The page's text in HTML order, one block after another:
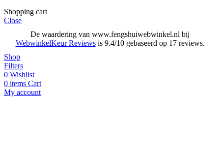
Shopping cart
Close
De waardering van www.fengshuiwebwinkel.nl bij
WebwinkelKeur Reviewsis 9.4/10 gebaseerd op 17 reviews.
Shop
Filters
0 Wishlist
0 items Cart
My account